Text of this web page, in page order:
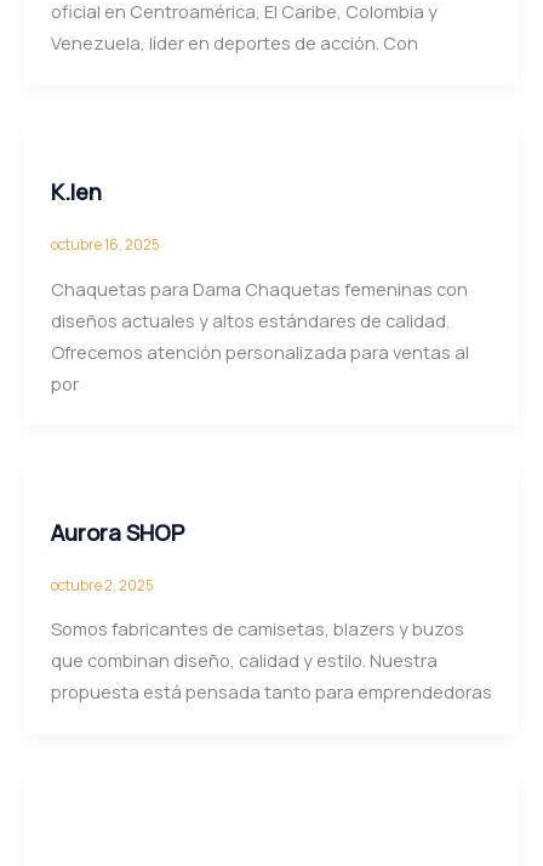
oficial en Centroamérica, El Caribe, Colombia y
Venezuela, líder en deportes de acción. Con
K.len
octubre 16, 2025
Chaquetas para Dama Chaquetas femeninas con
diseños actuales y altos estándares de calidad.
Ofrecemos atención personalizada para ventas al
por
Aurora SHOP
octubre 2, 2025
Somos fabricantes de camisetas, blazers y buzos
que combinan diseño, calidad y estilo. Nuestra
propuesta está pensada tanto para emprendedoras